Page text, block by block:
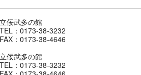
立佞武多の館
TEL：0173-38-3232
FAX：0173-38-4646
立佞武多の館
TEL：0173-38-3232